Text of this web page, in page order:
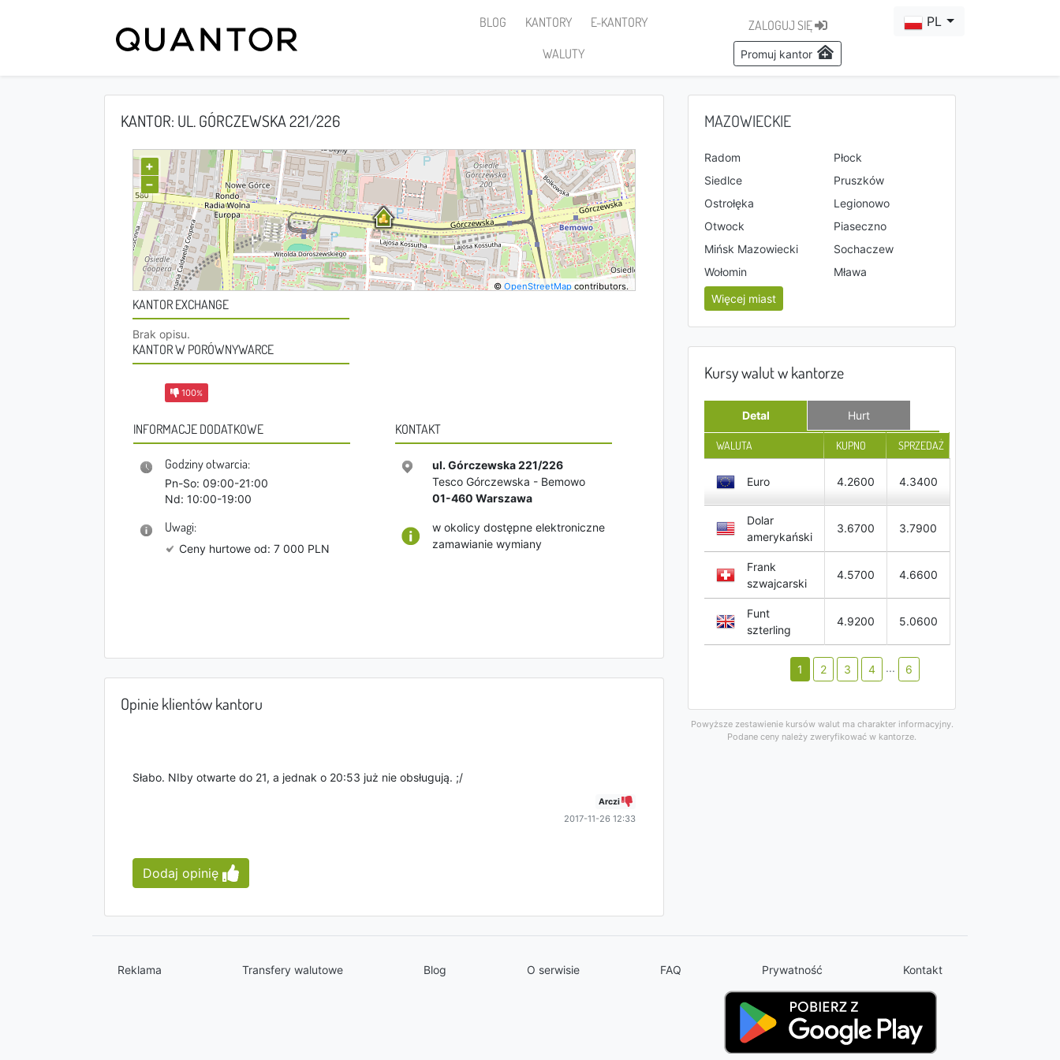
BLOG KANTORY
E-KANTORY
WALUTY
ZALOGUJ SIĘ
Promuj kantor
PL
KANTOR: UL. GÓRCZEWSKA 221/226
+
−
©OpenStreetMap contributors.
KANTOR EXCHANGE
Brak opisu.
KANTOR W PORÓWNYWARCE
100%
INFORMACJE DODATKOWE
Godziny otwarcia:
Pn-So: 09:00-21:00
Nd: 10:00-19:00
Uwagi:
Ceny hurtowe od: 7 000 PLN
KONTAKT
ul. Górczewska 221/226
Tesco Górczewska - Bemowo
01-460 Warszawa
w okolicy dostępne elektroniczne
zamawianie wymiany
Opinie klientów kantoru
Słabo. NIby otwarte do 21, a jednak o 20:53 już nie obsługują. ;/
Arczi
2017-11-26 12:33
Dodaj opinię
MAZOWIECKIE
Radom
Płock
Siedlce
Pruszków
Ostrołęka
Legionowo
Otwock
Piaseczno
Mińsk Mazowiecki
Sochaczew
Wołomin
Mława
Więcej miast
Kursy walut w kantorze
Detal Hurt
WALUTA KUPNO SPRZEDAŻ
Euro 4.2600 4.3400
Dolar
amerykański
3.6700 3.7900
Frank
szwajcarski
4.5700 4.6600
Funt
szterling
4.9200 5.0600
1 2 3 4 ... 6
Powyższe zestawienie kursów walut ma charakter informacyjny.
Podane ceny należy zweryfikować w kantorze.
Reklama Transfery walutowe Blog O serwisie FAQ Prywatność Kontakt